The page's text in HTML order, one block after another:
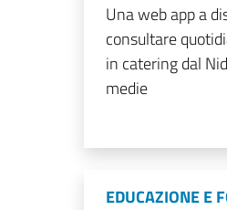
Una web app a
consultare
in catering dal
medie
EDUCAZIONE E